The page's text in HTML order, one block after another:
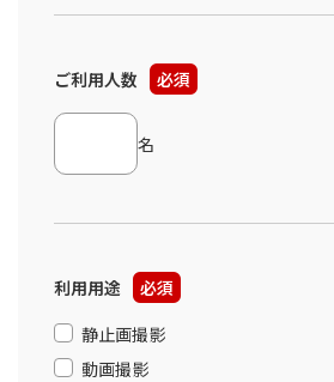
ご利用人数 必須
名
利用用途
必須
静止画撮影
動画撮影